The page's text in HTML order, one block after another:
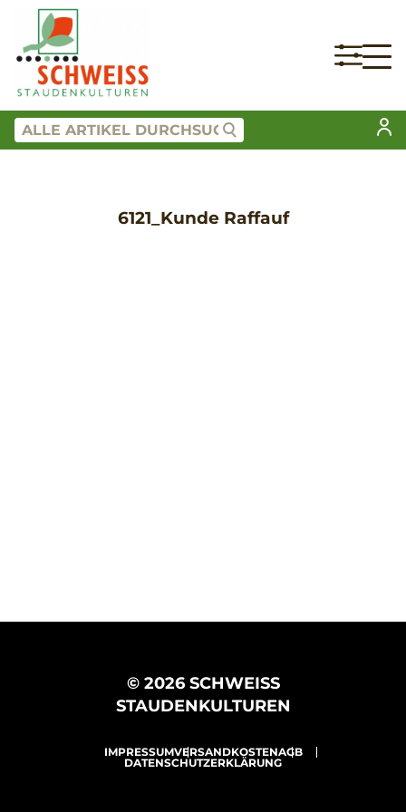
6121_Kunde Raffauf
© 2026 SCHWEISS
STAUDENKULTUREN
IMPRESSUMVERSANDKOSTENAGB
DATENSCHUTZERKLÄRUNG